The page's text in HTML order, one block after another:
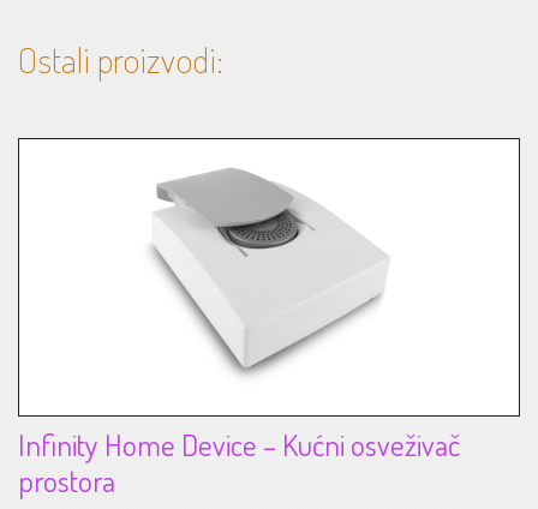
Ostali proizvodi:
Infinity Home Device – Kućni osveživač
prostora